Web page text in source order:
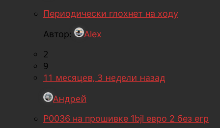
Периодически глохнет на ходу
Автор:
Alex
2
9
11 месяцев, 3 недели назад
Андрей
P0036 на прошивке 1bjl евро 2 без егр